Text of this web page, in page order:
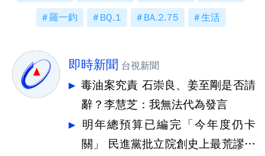
羅一鈞 BQ.1 BA.2.75 生活
即時新聞 台視新聞
毒油案究責 石崇良、姜至剛是否請
辭？李慧芝：我無法代為發言
明年總預算已編完「今年度仍卡
關」 民進黨批立院創史上最荒謬紀